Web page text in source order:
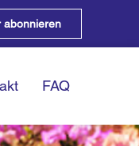
abonnieren
FAQ